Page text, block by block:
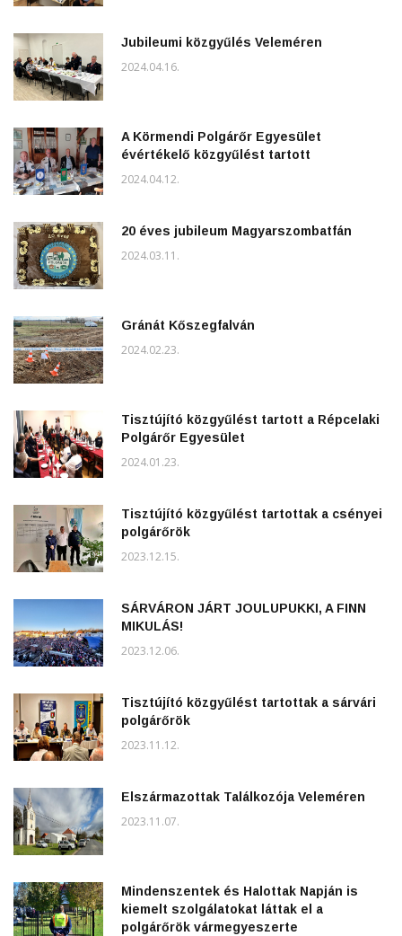
Jubileumi közgyűlés Veleméren
2024.04.16.
A Körmendi Polgárőr Egyesület
évértékelő közgyűlést tartott
2024.04.12.
20 éves jubileum Magyarszombatfán
2024.03.11.
Gránát Kőszegfalván
2024.02.23.
Tisztújító közgyűlést tartott a Répcelaki
Polgárőr Egyesület
2024.01.23.
Tisztújító közgyűlést tartottak a csényei
polgárőrök
2023.12.15.
SÁRVÁRON JÁRT JOULUPUKKI, A FINN
MIKULÁS!
2023.12.06.
Tisztújító közgyűlést tartottak a sárvári
polgárőrök
2023.11.12.
Elszármazottak Találkozója Veleméren
2023.11.07.
Mindenszentek és Halottak Napján is
kiemelt szolgálatokat láttak el a
polgárőrök vármegyeszerte